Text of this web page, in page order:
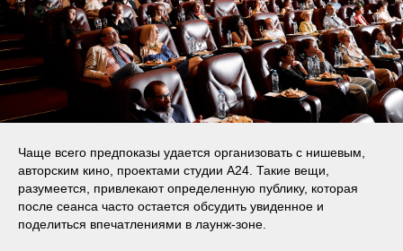
Чаще всего предпоказы удается организовать с нишевым,
авторским кино, проектами студии А24. Такие вещи,
разумеется, привлекают определенную публику, которая
после сеанса часто остается обсудить увиденное и
поделиться впечатлениями в лаунж-зоне.